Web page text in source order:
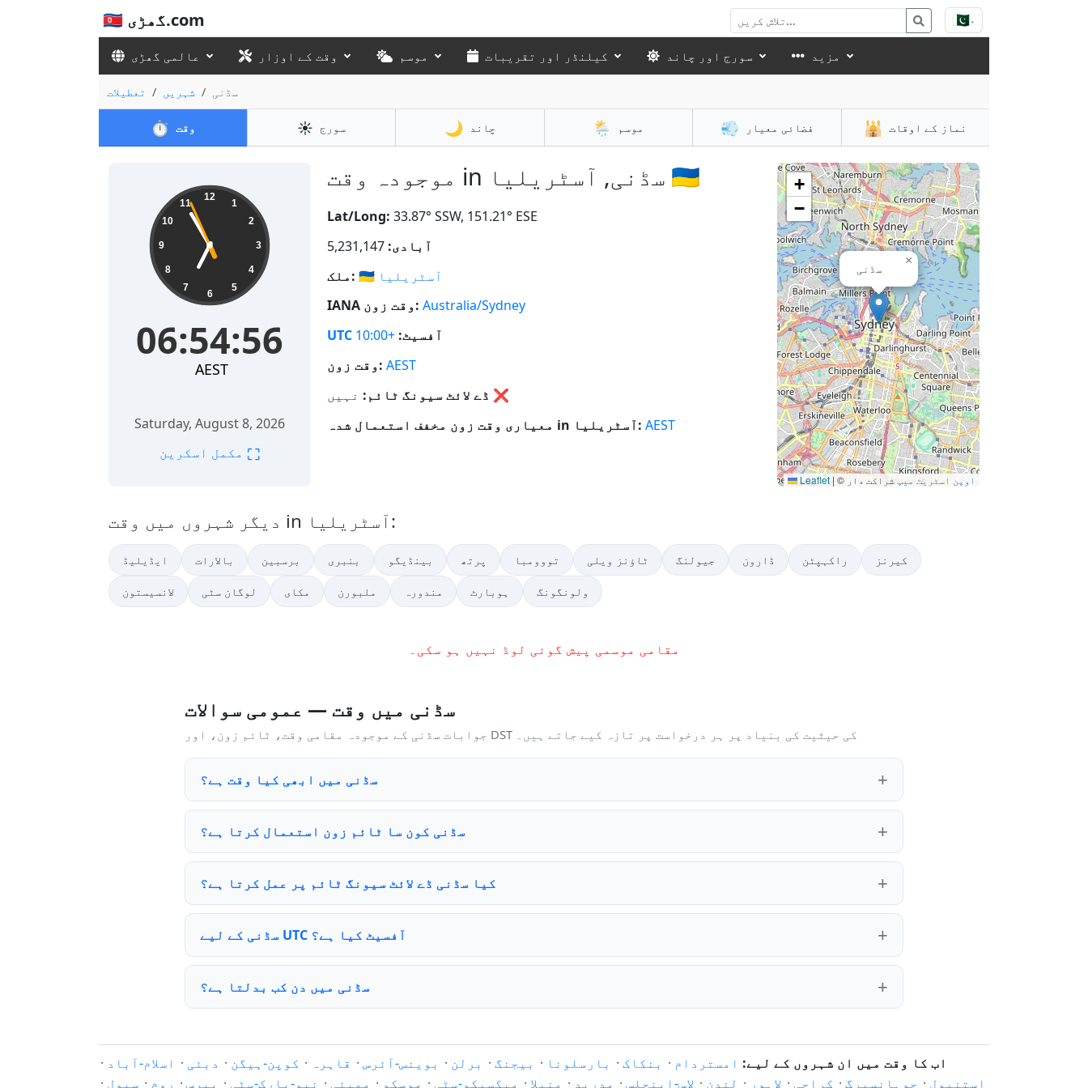
🇵🇰 گھڑی.com 🇵🇰▾
عالمی گھڑی وقت کے اوزار موسم کیلنڈر اور تقریبات سورج اور چاند مزید
تعطیلات شہریں سڈنی
⏱️ وقت ☀️ سورج 🌙 چاند 🌦️ موسم 💨 فضائی معیار 🕌 نماز کے اوقات
موجودہ وقت in سڈنی, آسٹریلیا 🇦🇺
06:54:57 12
1
2
3
4
5
6
7
8
9
10
11
06:54:57
AEST
Saturday, August 8, 2026
⛶
Lat/Long: 33.87° SSW, 151.21° ESE
آبادی:
ملک: 🇦🇺 آسٹریلیا
IANA وقت زون: Australia/Sydney
UTC
آفسیٹ: +10:00
وقت زون: AEST
ڈے لائٹ سیونگ ٹائم: ❌
معیاری وقت زون مخفف استعمال شدہ in آسٹریلیا: AEST
سڈنی
×
+
−
Leaflet|© اوپن اسٹریٹ میپشراکت دار
دیگر شہروں میں وقت in آسٹریلیا:
ایڈیلیڈ بالارات برسبین بنبرى بینڈیگو پرتھ تووومبا ٹاؤنز ویلی جیولنگ ڈارون راکہپٹن کیرنز
لانسیستون لوگان سٹی مکای ملبورن مندورہ ہوبارٹ ولونگونگ
مقامی موسمی پیش گوئی لوڈ نہیں ہو سکی۔
سڈنی میں وقت — عمومی سوالات
جوابات سڈنی کے موجودہ مقامی وقت، ٹائم زون، اور DST کی حیثیت کی بنیاد پر ہر درخواست پر تازہ کیے جاتے ہیں۔
سڈنی میں ابھی کیا وقت ہے؟
سڈنی کون سا ٹائم زون استعمال کرتا ہے؟
کیا سڈنی ڈے لائٹ سیونگ ٹائم پر عمل کرتا ہے؟
سڈنی کے لیے UTC آفسیٹ کیا ہے؟
سڈنی میں دن کب بدلتا ہے؟
اب کا وقت میں ان شہروں کے لیے: امستردام · بنکاک · بارسلونا · بیجنگ · برلن · بوینس-آئرس · قاہرہ · کوپن-ہیگن · دبئی · اسلام-آباد ·
استنبول · جوہانسبرگ · کراچی · لاہور · لندن · لاس-اینجلس · مدرید · منیلا · میکسیکو-سٹی · موسکو · ممبئی · نیو-یارک-سٹی · پیرس · روم · سیول ·